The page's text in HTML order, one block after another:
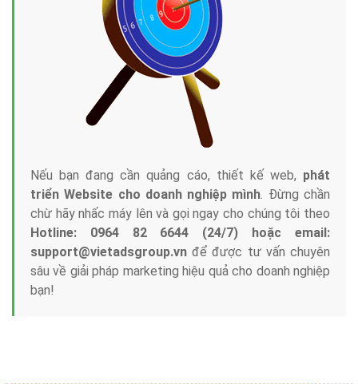
Nếu bạn đang cần quảng cáo, thiết kế web, phát
triển Website cho doanh nghiệp mình. Đừng chần
chừ hãy nhấc máy lên và gọi ngay cho chúng tôi theo
Hotline: 0964 82 6644 (24/7) hoặc email:
support@vietadsgroup.vn để được tư vấn chuyên
sâu về giải pháp marketing hiệu quả cho doanh nghiệp
bạn!